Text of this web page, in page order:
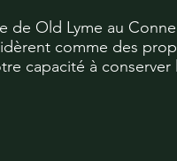
de Old Lyme au
comme des
capacité à